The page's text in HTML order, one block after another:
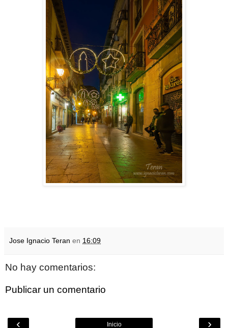
Jose Ignacio Teran en 16:09
No hay comentarios:
Publicar un comentario
‹ ›
Inicio